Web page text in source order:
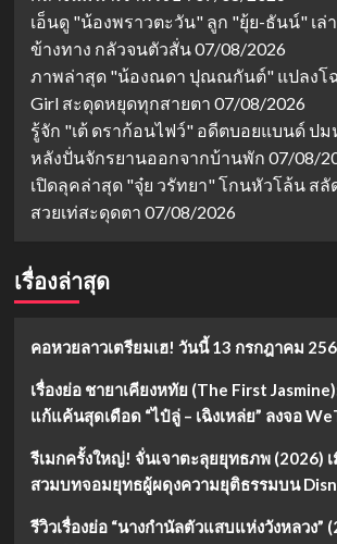
แมงมุม
(เฉิ
งอี้
&
หลี่
จุใจ
ครบ
แนว
(จีน,
เกาหลี,
เอ็นดู "น้องพราวตะวัน" ลูก "ยุ้ย-ธันน์" เล่า
ข้างทาง กลัวจนตัวสั่น07/08/2026
ภาพล่าสุด "น้องณดา ปุณณกันต์" แปลงโฉ
Girl สะดุดหยุดทุกสายตา 07/08/2026
รู้จัก "เต้ ดราก้อนไฟว์" อดีตบอยแบนด์ ป
หลังปั่นจักรยานออกจากบ้านพัก 07/08/
เปิดลุคล่าสุด "จุ๋ย วรัทยา" โกนหัวโล้น ส
สวยเท่สะดุดตา 07/08/2026
เรื่องล่าสุด
คอหวยลาวเตรียมเฮ! วันนี้ 13 กรกฎาคม
เรื่องย่อ ชายาเคียงหทัย (The First
แก้แค้นสุดเดือด “ไป๋ลู่ – เฉิงเหล่ย” ลงจอ
รีเมกครั้งใหญ่! จั่นเจาตะลุยยุทธภพ (2026) เ
สวมบทจอมยุทธผู้ผดุงความยุติธรรมบน
รีวิวเรื่องย่อ “นางกำนัลตัวแสบแห่งวังหลวง”